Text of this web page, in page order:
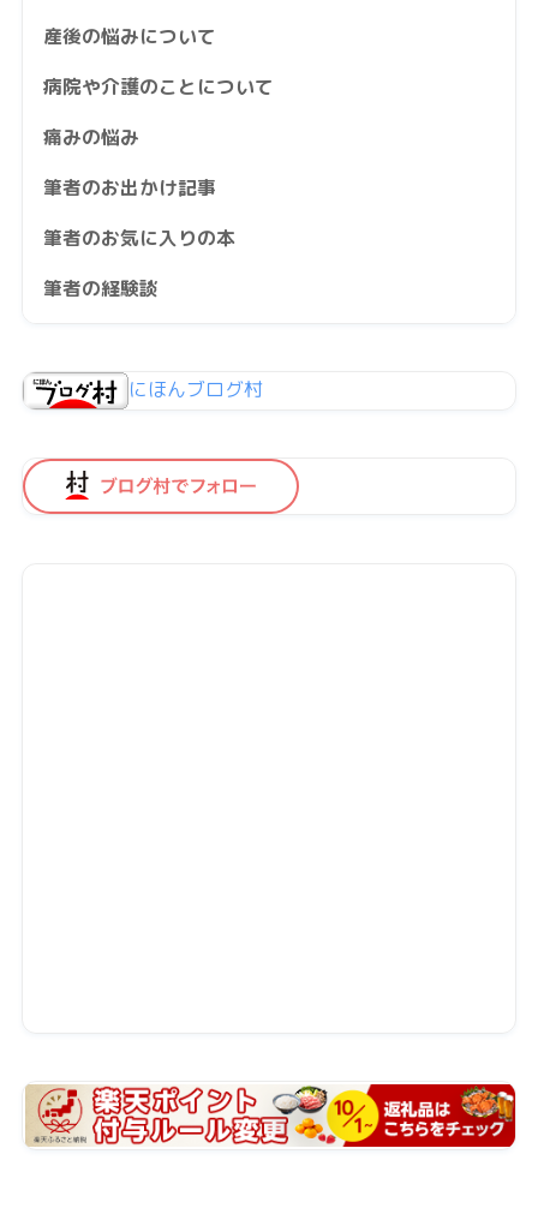
産後の悩みについて
病院や介護のことについて
痛みの悩み
筆者のお出かけ記事
筆者のお気に入りの本
筆者の経験談
にほんブログ村